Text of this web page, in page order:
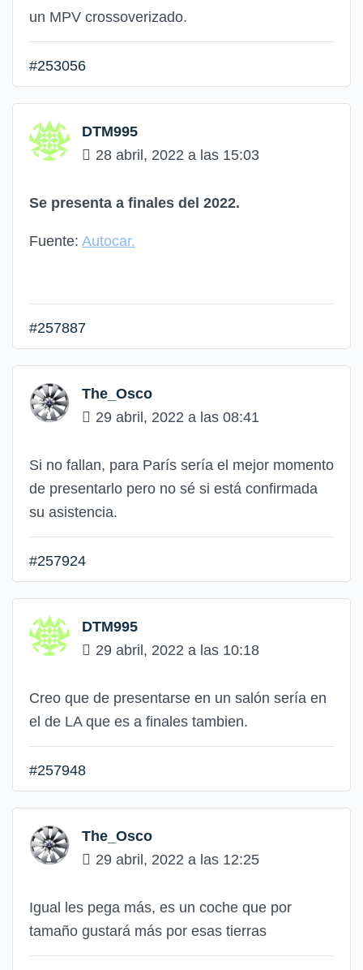
un MPV crossoverizado.
#253056
DTM995
28 abril, 2022 a las 15:03
Se presenta a finales del 2022.
Fuente: Autocar.
#257887
The_Osco
29 abril, 2022 a las 08:41
Si no fallan, para París sería el mejor momento
de presentarlo pero no sé si está confirmada
su asistencia.
#257924
DTM995
29 abril, 2022 a las 10:18
Creo que de presentarse en un salón sería en
el de LA que es a finales tambien.
#257948
The_Osco
29 abril, 2022 a las 12:25
Igual les pega más, es un coche que por
tamaño gustará más por esas tierras